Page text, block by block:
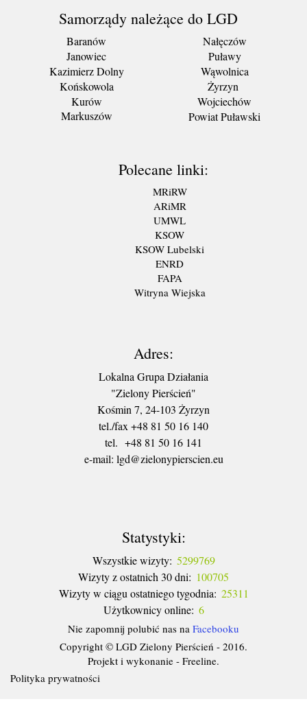
Samorządy należące do LGD
Baranów
Janowiec
Kazimierz Dolny
Końskowola
Kurów
Markuszów
Nałęczów
Puławy
Wąwolnica
Żyrzyn
Wojciechów
Powiat Puławski
Polecane linki:
MRiRW
ARiMR
UMWL
KSOW
KSOW Lubelski
ENRD
FAPA
Witryna Wiejska
Adres:
Lokalna Grupa Działania
"Zielony Pierścień"
Kośmin 7, 24-103 Żyrzyn
tel./fax +48 81 50 16 140
tel. +48 81 50 16 141
​e-mail: lgd@zielonypierscien.eu
Statystyki:
Wszystkie wizyty: 5299769
Wizyty z ostatnich 30 dni: 100705
Wizyty w ciągu ostatniego tygodnia: 25311
Użytkownicy online: 6
Nie zapomnij polubić nas na Facebooku
Copyright © LGD Zielony Pierścień - 2016.
Projekt i wykonanie - Freeline.
Polityka prywatności